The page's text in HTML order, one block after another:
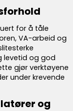
for å tåle
VA-arbeid og
levetid og god
gjør verktøyene
under krevende
og